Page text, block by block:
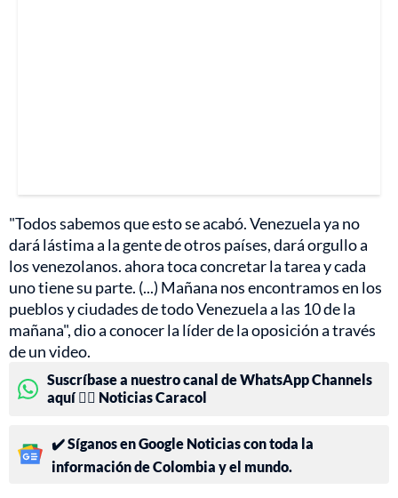
"Todos sabemos que esto se acabó. Venezuela ya no
dará lástima a la gente de otros países, dará orgullo a
los venezolanos. ahora toca concretar la tarea y cada
uno tiene su parte. (...) Mañana nos encontramos en los
pueblos y ciudades de todo Venezuela a las 10 de la
mañana", dio a conocer la líder de la oposición a través
de un video.
Suscríbase a nuestro canal de WhatsApp Channels
aquí 👉🏻 Noticias Caracol
✔️ Síganos en Google Noticias con toda la
información de Colombia y el mundo.